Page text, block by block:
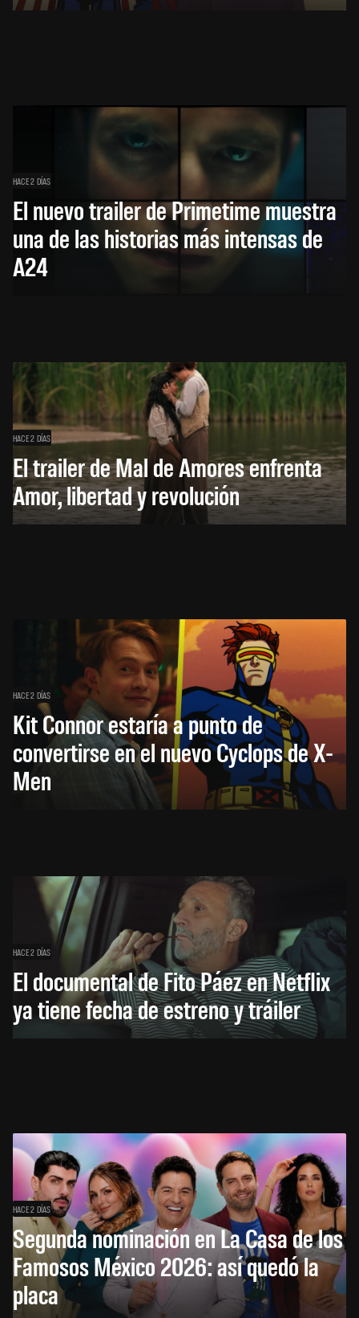
HACE 2 DÍAS
El nuevo trailer de Primetime muestra
una de las historias más intensas de
A24
HACE 2 DÍAS
El trailer de Mal de Amores enfrenta
Amor, libertad y revolución
HACE 2 DÍAS
Kit Connor estaría a punto de
convertirse en el nuevo Cyclops de X-
Men
HACE 2 DÍAS
El documental de Fito Páez en Netflix
ya tiene fecha de estreno y tráiler
HACE 2 DÍAS
Segunda nominación en La Casa de los
Famosos México 2026: así quedó la
placa